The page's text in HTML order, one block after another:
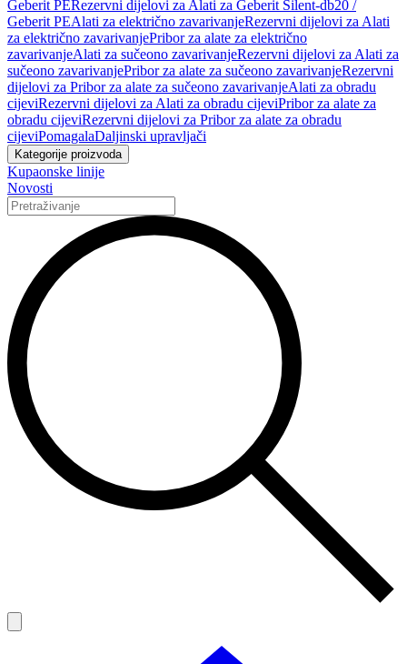
Geberit PERezervni dijelovi za Alati za Geberit Silent-db20 /
Geberit PEAlati za električno zavarivanjeRezervni dijelovi za Alati
za električno zavarivanjePribor za alate za električno
zavarivanjeAlati za sučeono zavarivanjeRezervni dijelovi za Alati za
sučeono zavarivanjePribor za alate za sučeono zavarivanjeRezervni
dijelovi za Pribor za alate za sučeono zavarivanjeAlati za obradu
cijeviRezervni dijelovi za Alati za obradu cijeviPribor za alate za
obradu cijeviRezervni dijelovi za Pribor za alate za obradu
cijeviPomagalaDaljinski upravljači
Kategorije proizvoda
Kupaonske linije
Novosti